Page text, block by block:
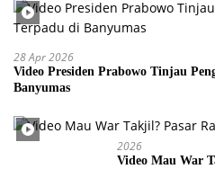
28 Apr 2026
Video Presiden Prabowo Tinjau
Banyumas
2026
Video Mau War